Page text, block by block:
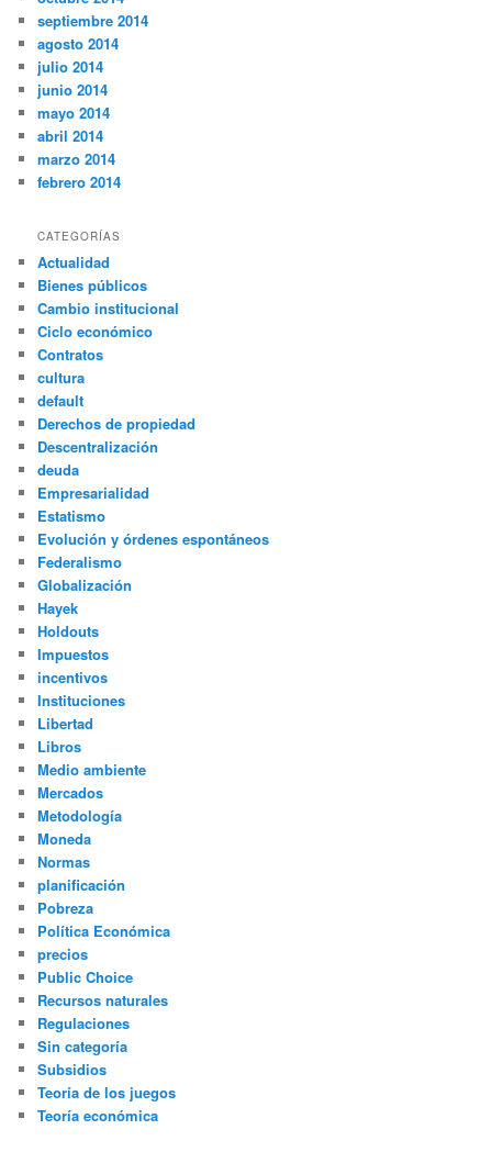
septiembre 2014
agosto 2014
julio 2014
junio 2014
mayo 2014
abril 2014
marzo 2014
febrero 2014
CATEGORÍAS
Actualidad
Bienes públicos
Cambio institucional
Ciclo económico
Contratos
cultura
default
Derechos de propiedad
Descentralización
deuda
Empresarialidad
Estatismo
Evolución y órdenes espontáneos
Federalismo
Globalización
Hayek
Holdouts
Impuestos
incentivos
Instituciones
Libertad
Libros
Medio ambiente
Mercados
Metodología
Moneda
Normas
planificación
Pobreza
Política Económica
precios
Public Choice
Recursos naturales
Regulaciones
Sin categoría
Subsidios
Teoría de los juegos
Teoría económica